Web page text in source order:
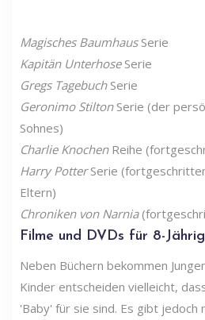
Magisches BaumhausSerie
Kapitän UnterhoseSerie
Gregs TagebuchSerie
Geronimo StiltonSerie (der
Sohnes)
Charlie KnochenReihe
Harry PotterSerie
Eltern)
Chroniken von Narnia
Filme und DVDs für 8-
Neben Büchern bekommen
Kinder entscheiden vielleicht,
'Baby' für sie sind. Es gibt jedoch